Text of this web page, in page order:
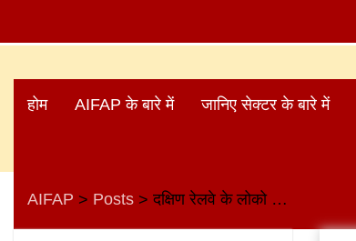
content
होम AIFAP के बारे में जानिए सेक्टर के बारे में
AIFAP > Posts > दक्षिण रेलवे के लोको पायलटों के वर्क टू रूल आंदोलन ने 7वें दिन में प्रवेश किया